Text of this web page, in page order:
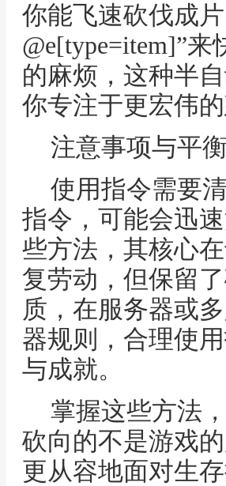
你能飞速砍伐成
@e[type=item]”
的麻烦，这种半
你专注于更宏伟的
注意事项与平
使用指令需要
指令，可能会迅
些方法，其核心
复劳动，但保留
质，在服务器或
器规则，合理使
与成就。
掌握这些方法
砍向的不是游戏
更从容地面对生